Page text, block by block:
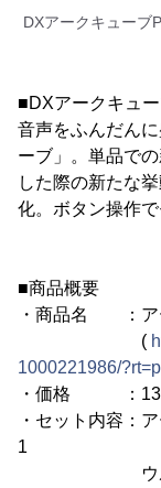
DXアークキューブ
■DXアークキュ
音声をふんだん
ーブ」。単品で
した際の新たな
化。ボタン操作
■商品概要
・商品名 ：ア
(
1000221986/
・価格 ：
・セット内容：
1
ウルトラ